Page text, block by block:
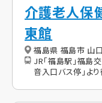
介護老人保
東館
福島県 福島市 山
JR「福島駅」福島
音入口バス停」よ